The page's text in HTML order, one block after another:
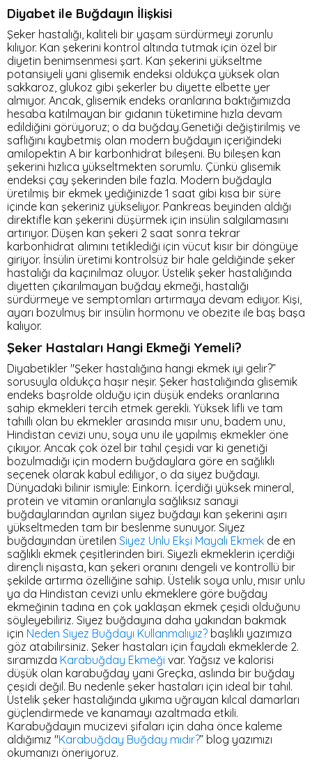
Diyabet ile Buğdayın İlişkisi
Şeker hastalığı, kaliteli bir yaşam sürdürmeyi zorunlu
kılıyor. Kan şekerini kontrol altında tutmak için özel bir
diyetin benimsenmesi şart. Kan şekerini yükseltme
potansiyeli yani glisemik endeksi oldukça yüksek olan
sakkaroz, glukoz gibi şekerler bu diyette elbette yer
almıyor. Ancak, glisemik endeks oranlarına baktığımızda
hesaba katılmayan bir gıdanın tüketimine hızla devam
edildiğini görüyoruz; o da buğday.Genetiği değiştirilmiş ve
saflığını kaybetmiş olan modern buğdayın içeriğindeki
amilopektin A bir karbonhidrat bileşeni. Bu bileşen kan
şekerini hızlıca yükseltmekten sorumlu. Çünkü glisemik
endeksi çay şekerinden bile fazla. Modern buğdayla
üretilmiş bir ekmek yediğinizde 1 saat gibi kısa bir süre
içinde kan şekeriniz yükseliyor. Pankreas beyinden aldığı
direktifle kan şekerini düşürmek için insülin salgılamasını
artırıyor. Düşen kan şekeri 2 saat sonra tekrar
karbonhidrat alımını tetiklediği için vücut kısır bir döngüye
giriyor. İnsülin üretimi kontrolsüz bir hale geldiğinde şeker
hastalığı da kaçınılmaz oluyor. Üstelik şeker hastalığında
diyetten çıkarılmayan buğday ekmeği, hastalığı
sürdürmeye ve semptomları artırmaya devam ediyor. Kişi,
ayarı bozulmuş bir insülin hormonu ve obezite ile baş başa
kalıyor.
Şeker Hastaları Hangi Ekmeği Yemeli?
Diyabetikler "Şeker hastalığına hangi ekmek iyi gelir?”
sorusuyla oldukça haşır neşir. Şeker hastalığında glisemik
endeks başrolde olduğu için düşük endeks oranlarına
sahip ekmekleri tercih etmek gerekli. Yüksek lifli ve tam
tahıllı olan bu ekmekler arasında mısır unu, badem unu,
Hindistan cevizi unu, soya unu ile yapılmış ekmekler öne
çıkıyor. Ancak çok özel bir tahıl çeşidi var ki genetiği
bozulmadığı için modern buğdaylara göre en sağlıklı
seçenek olarak kabul ediliyor, o da siyez buğdayı.
Dünyadaki bilinir ismiyle: Einkorn. İçerdiği yüksek mineral,
protein ve vitamin oranlarıyla sağlıksız sanayi
buğdaylarından ayrılan siyez buğdayı kan şekerini aşırı
yükseltmeden tam bir beslenme sunuyor. Siyez
buğdayından üretilen Siyez Unlu Ekşi Mayalı Ekmek de en
sağlıklı ekmek çeşitlerinden biri. Siyezli ekmeklerin içerdiği
dirençli nişasta, kan şekeri oranını dengeli ve kontrollü bir
şekilde artırma özelliğine sahip. Üstelik soya unlu, mısır unlu
ya da Hindistan cevizi unlu ekmeklere göre buğday
ekmeğinin tadına en çok yaklaşan ekmek çeşidi olduğunu
söyleyebiliriz. Siyez buğdayına daha yakından bakmak
için Neden Siyez Buğdayı Kullanmalıyız? başlıklı yazımıza
göz atabilirsiniz. Şeker hastaları için faydalı ekmeklerde 2.
sıramızda Karabuğday Ekmeği var. Yağsız ve kalorisi
düşük olan karabuğday yani Greçka, aslında bir buğday
çeşidi değil. Bu nedenle şeker hastaları için ideal bir tahıl.
Üstelik şeker hastalığında yıkıma uğrayan kılcal damarları
güçlendirmede ve kanamayı azaltmada etkili.
Karabuğdayın mucizevi şifaları için daha önce kaleme
aldığımız "Karabuğday Buğday mıdır?” blog yazımızı
okumanızı öneriyoruz.